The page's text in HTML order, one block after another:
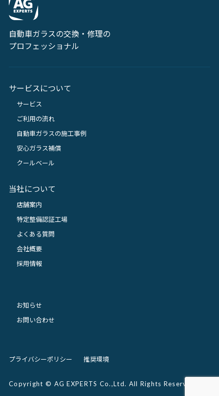
自動車ガラスの交換・修理の
プロフェッショナル
サービスについて
サービス
ご利用の流れ
自動車ガラスの施工事例
安心ガラス補償
クールベール
当社について
店舗案内
特定整備認証工場
よくある質問
会社概要
採用情報
お知らせ
お問い合わせ
プライバシーポリシー 推奨環境
Copyright © AG EXPERTS Co.,Ltd. All Rights Reserved.